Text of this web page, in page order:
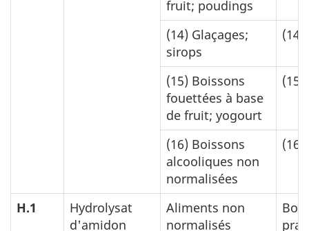
fruit; poudings
(14) Glaçages;
sirops
(14)
(15) Boissons
fouettées à base
de fruit; yogourt
(15)
(16) Boissons
alcooliques non
normalisées
(16)
H.1
Hydrolysat
d'amidon
Aliments non
normalisés